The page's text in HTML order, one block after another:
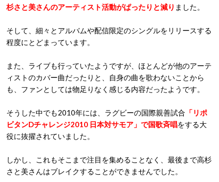
杉さと美さんのアーティスト活動がぱったりと減り ました。
そして、細々とアルバムや配信限定のシングルをリリースする
程度にとどまっています。
また、ライブも行っていたようですが、ほとんどが他のアーテ
ィストのカバー曲だったりと、自身の曲を歌わないことから
も、ファンとしては物足りなく感じる内容だったようです。
そうした中でも2010年には、ラグビーの国際親善試合 「リポ
ビタンDチャレンジ2010 日本対サモア」で国歌斉唱をする大
役に抜擢されていました。
しかし、これもそこまで注目を集めることなく、最後まで高杉
さと美さんはブレイクすることができませんでした。